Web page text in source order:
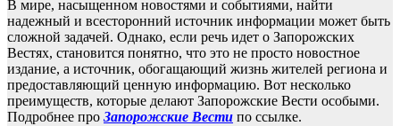
В мире, насыщенном новостями и событиями, найти
надежный и всесторонний источник информации может быть
сложной задачей. Однако, если речь идет о Запорожских
Вестях, становится понятно, что это не просто новостное
издание, а источник, обогащающий жизнь жителей региона и
предоставляющий ценную информацию. Вот несколько
преимуществ, которые делают Запорожские Вести особыми.
Подробнее про Запорожские Вести по ссылке.